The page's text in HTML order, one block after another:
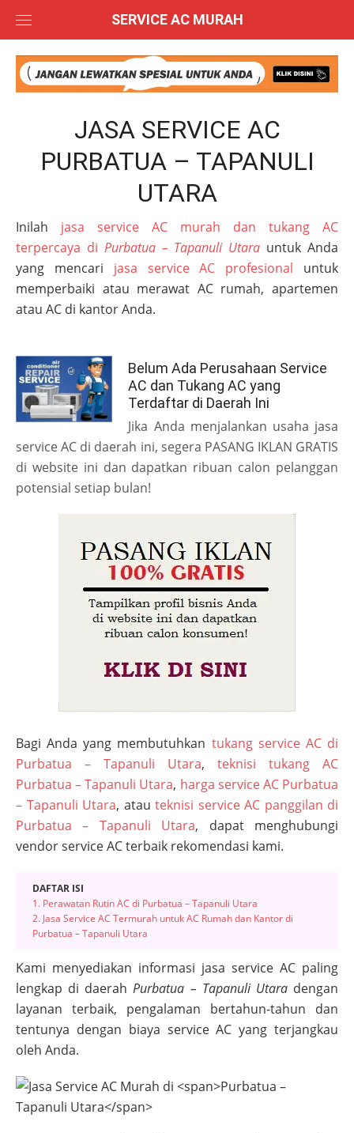
content
SERVICE AC MURAH
JASA SERVICE AC
PURBATUA – TAPANULI
UTARA
Inilah jasa service AC murah dan tukang AC
terpercaya di Purbatua – Tapanuli Utara untuk Anda
yang mencari jasa service AC profesional untuk
memperbaiki atau merawat AC rumah, apartemen
atau AC di kantor Anda.
Belum Ada Perusahaan Service
AC dan Tukang AC yang
Terdaftar di Daerah Ini
Jika Anda menjalankan usaha jasa
service AC di daerah ini, segera PASANG IKLAN GRATIS
di website ini dan dapatkan ribuan calon pelanggan
potensial setiap bulan!
Bagi Anda yang membutuhkan tukang service AC di
Purbatua – Tapanuli Utara, teknisi tukang AC
Purbatua – Tapanuli Utara, harga service AC Purbatua
– Tapanuli Utara, atau teknisi service AC panggilan di
Purbatua – Tapanuli Utara, dapat menghubungi
vendor service AC terbaik rekomendasi kami.
DAFTAR ISI
1. Perawatan Rutin AC di Purbatua – Tapanuli Utara
2. Jasa Service AC Termurah untuk AC Rumah dan Kantor di
Purbatua – Tapanuli Utara
Kami menyediakan informasi jasa service AC paling
lengkap di daerahPurbatua – Tapanuli Utaradengan
layanan terbaik, pengalaman bertahun-tahun dan
tentunya dengan biaya service AC yang terjangkau
oleh Anda.